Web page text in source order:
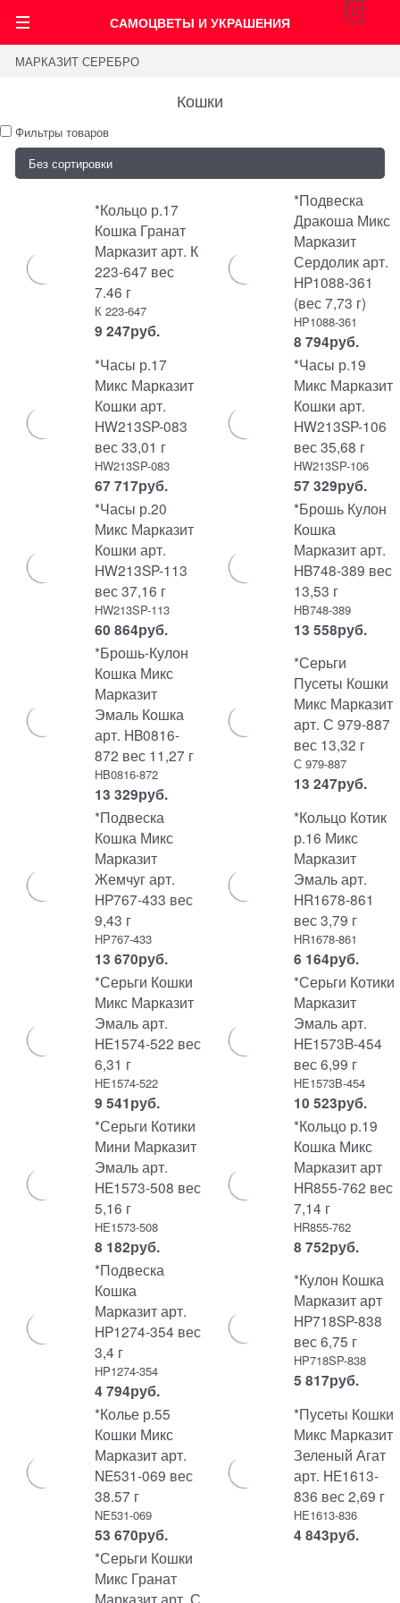
САМОЦВЕТЫ И УКРАШЕНИЯ
0
МАРКАЗИТ СЕРЕБРО
Кошки
Фильтры товаров
*Кольцо р.17
Кошка Гранат
Марказит арт. К
223-647 вес
7.46 г
К 223-647
9 247руб.
*Подвеска
Дракоша Микс
Марказит
Сердолик арт.
HP1088-361
(вес 7,73 г)
HP1088-361
8 794руб.
*Часы р.17
Микс Марказит
Кошки арт.
HW213SP-083
вес 33,01 г
HW213SP-083
67 717руб.
*Часы р.19
Микс Марказит
Кошки арт.
HW213SP-106
вес 35,68 г
HW213SP-106
57 329руб.
*Часы р.20
Микс Марказит
Кошки арт.
HW213SP-113
вес 37,16 г
HW213SP-113
60 864руб.
*Брошь Кулон
Кошка
Марказит арт.
HB748-389 вес
13,53 г
HB748-389
13 558руб.
*Брошь-Кулон
Кошка Микс
Марказит
Эмаль Кошка
арт. HB0816-
872 вес 11,27 г
HB0816-872
13 329руб.
*Серьги
Пусеты Кошки
Микс Марказит
арт. С 979-887
вес 13,32 г
С 979-887
13 247руб.
*Подвеска
Кошка Микс
Марказит
Жемчуг арт.
HP767-433 вес
9,43 г
HP767-433
13 670руб.
*Кольцо Котик
р.16 Микс
Марказит
Эмаль арт.
HR1678-861
вес 3,79 г
HR1678-861
6 164руб.
*Серьги Кошки
Микс Марказит
Эмаль арт.
HE1574-522 вес
6,31 г
HE1574-522
9 541руб.
*Серьги Котики
Марказит
Эмаль арт.
HE1573B-454
вес 6,99 г
HE1573B-454
10 523руб.
*Серьги Котики
Мини Марказит
Эмаль арт.
HE1573-508 вес
5,16 г
HE1573-508
8 182руб.
*Кольцо р.19
Кошка Микс
Марказит арт
HR855-762 вес
7,14 г
HR855-762
8 752руб.
*Подвеска
Кошка
Марказит арт.
HP1274-354 вес
3,4 г
HP1274-354
4 794руб.
*Кулон Кошка
Марказит арт
HP718SP-838
вес 6,75 г
HP718SP-838
5 817руб.
*Колье р.55
Кошки Микс
Марказит арт.
NE531-069 вес
38.57 г
NE531-069
53 670руб.
*Пусеты Кошки
Микс Марказит
Зеленый Агат
арт. HE1613-
836 вес 2,69 г
HE1613-836
4 843руб.
*Серьги Кошки
Микс Гранат
Марказит арт. С